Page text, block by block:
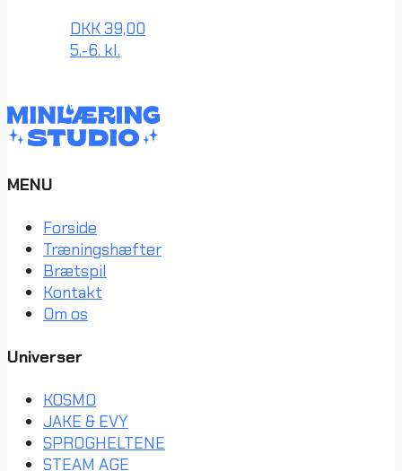
DKK39,00
5.-6. kl.
MENU
Forside
Træningshæfter
Brætspil
Kontakt
Om os
Universer
KOSMO
JAKE & EVY
SPROGHELTENE
STEAM AGE